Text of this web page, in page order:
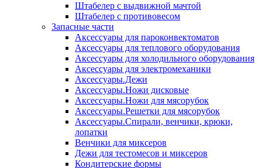
Штабелер с выдвижной мачтой
Штабелер с противовесом
Запасные части
Аксессуары для пароконвектоматов
Аксессуары для теплового оборудования
Аксессуары для холодильного оборудования
Аксессуары для электромеханики
Аксессуары.Дежи
Аксессуары.Ножи дисковые
Аксессуары.Ножи для мясорубок
Аксессуары.Решетки для мясорубок
Аксессуары.Спирали, венчики, крюки,
лопатки
Венчики для миксеров
Дежи для тестомесов и миксеров
Кондитерские формы